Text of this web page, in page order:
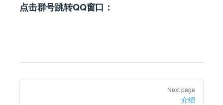
点击群号跳转QQ窗口：
Pager
Next page
介绍